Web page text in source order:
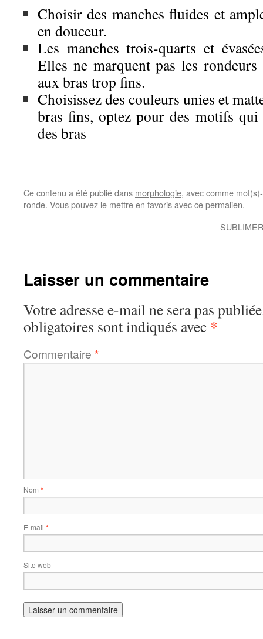
Choisir des manches fluides et
en douceur.
Les manches trois-quarts et
Elles ne marquent pas les
aux bras trop fins.
Choisissez des couleurs unies et
bras fins, optez pour des motifs
des bras
Ce contenu a été publié dans morphologie, avec comme
ronde. Vous pouvez le mettre en favoris avecce permalien.
Laisser un commentaire
Votre adresse e-mail ne sera pas
obligatoires sont indiqués avec *
Commentaire *
Nom *
E-mail *
Site web